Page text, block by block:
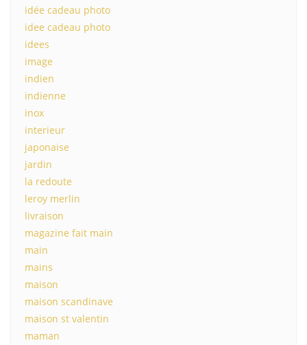
idée cadeau photo
idee cadeau photo
idees
image
indien
indienne
inox
interieur
japonaise
jardin
la redoute
leroy merlin
livraison
magazine fait main
main
mains
maison
maison scandinave
maison st valentin
maman